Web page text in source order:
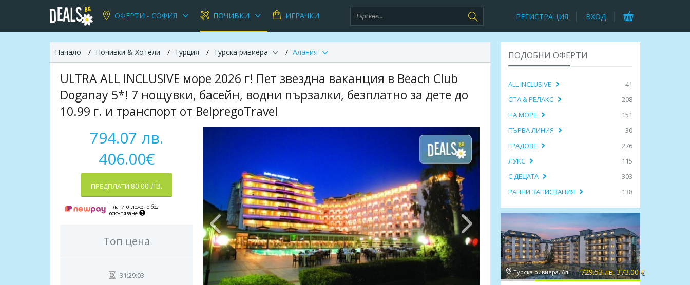
ОФЕРТИ - СОФИЯ ПОЧИВКИ ИГРАЧКИ РЕГИСТРАЦИЯ ВХОД
Начало Почивки & Хотели Турция Турска ривиера Алания
ULTRA ALL INCLUSIVE море 2026 г! Пет звездна ваканция в Beach Club
Doganay 5*! 7 нощувки, басейн, водни пързалки, безплатно за дете до
10.99 г. и транспорт от BelpregoTravel
794.07 лв.
406.00€
ПРЕДПЛАТИ80.00 ЛВ.
Плати отложено без
оскъпяване
Топ цена
31:29:02
ПОДОБНИ ОФЕРТИ
ALL INCLUSIVE
41
СПА & РЕЛАКС
208
НА МОРЕ
151
ПЪРВА ЛИНИЯ
30
ГРАДОВЕ
276
ЛУКС
115
С ДЕЦАТА
303
РАННИ ЗАПИСВАНИЯ
138
Турска ривиера, Алания 729.53 лв. 373.00 €